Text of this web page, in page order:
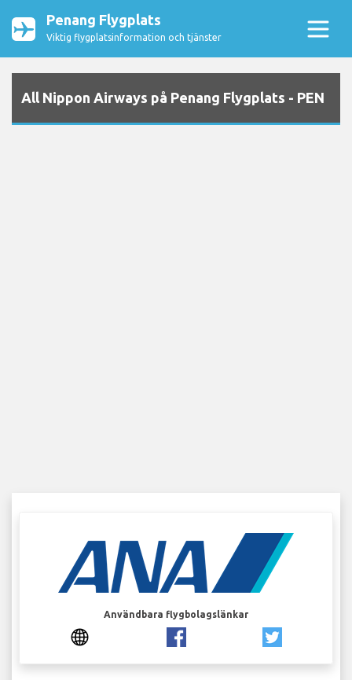
Penang Flygplats
Viktig flygplatsinformation och tjänster
All Nippon Airways på Penang Flygplats - PEN
Användbara flygbolagslänkar